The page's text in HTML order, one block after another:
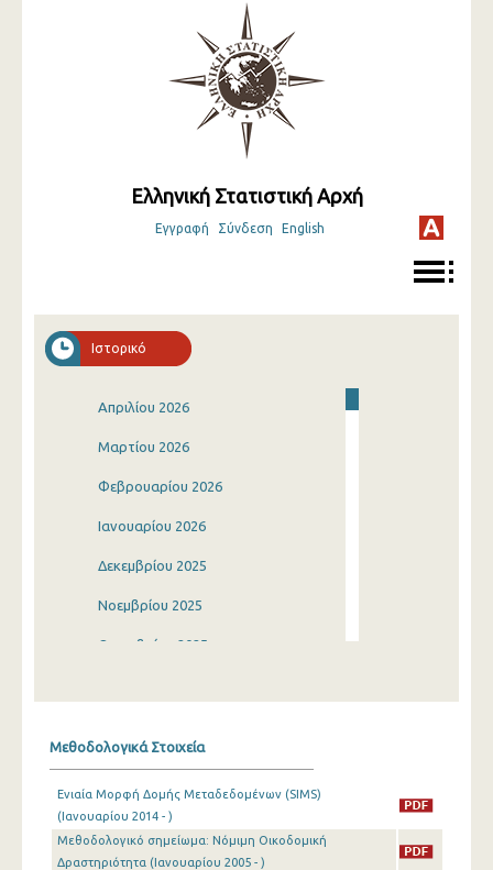
Ελληνική Στατιστική Αρχή
Εγγραφή Σύνδεση English
Ιστορικό
Απριλίου 2026
Μαρτίου 2026
Φεβρουαρίου 2026
Ιανουαρίου 2026
Δεκεμβρίου 2025
Νοεμβρίου 2025
Οκτωβρίου 2025
Ιουνίου 2025
Μαΐου 2025
Μεθοδολογικά Στοιχεία
Ενιαία Μορφή Δομής Μεταδεδομένων (SIMS)
(Ιανουαρίου 2014 - )
Μεθοδολογικό σημείωμα: Νόμιμη Οικοδομική
Δραστηριότητα (Ιανουαρίου 2005 - )